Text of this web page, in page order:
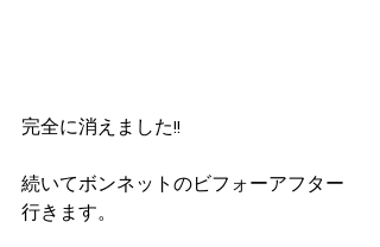
完全に消えました!!
続いてボンネットのビフォーアフター
行きます。